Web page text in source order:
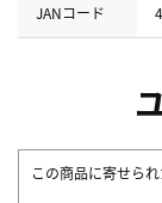
JANコード
この商品に寄せら